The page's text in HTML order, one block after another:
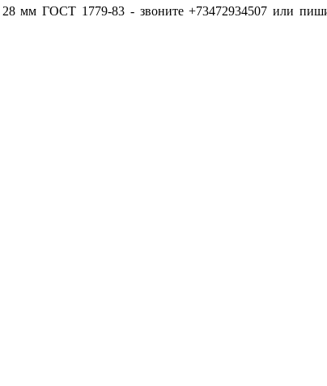
мм ГОСТ 1779-83 - звоните +73472934507 или